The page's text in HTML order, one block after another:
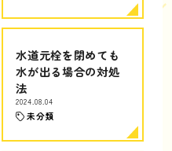
水道元栓を閉めても
水が出る場合の対処
法
2024.08.04
未分類